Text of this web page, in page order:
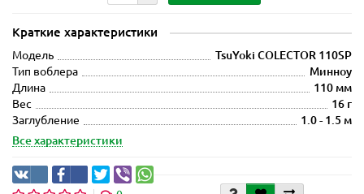
Краткие характеристики
Модель
TsuYoki COLECTOR 110SP
Тип воблера
Минноу
Длина
110 мм
Вес
16 г
Заглубление
1.0 - 1.5 м
Все характеристики